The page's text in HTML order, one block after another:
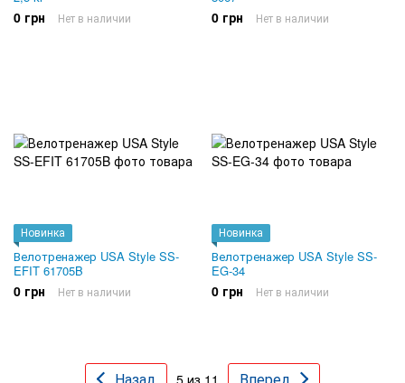
0 грн Нет в наличии 0 грн Нет в наличии
Новинка
Велотренажер USA Style SS-
EFIT 61705B
0 грн Нет в наличии
Новинка
Велотренажер USA Style SS-
EG-34
0 грн Нет в наличии
Назад 5 из 11 Вперед